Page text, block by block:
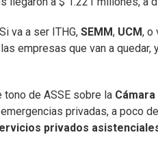
va a ser ITHG, SEMM, UCM, o
empresas que van a
tono de ASSE sobre la
privadas, a poco
privados